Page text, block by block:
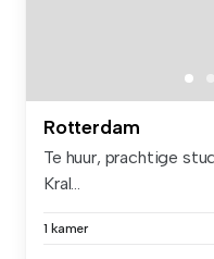
Rotterdam
Te huur, prachtige
Kral...
1 kamer